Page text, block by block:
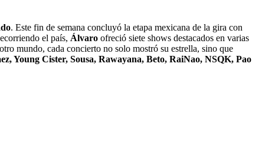
. Este fin de semana concluyó la etapa mexicana de la gira con
el país, Álvaro ofreció siete shows destacados en varias
mundo, cada concierto no solo mostró su estrella, sino que
Young Cister, Sousa, Rawayana, Beto, RaiNao, NSQK, Pao